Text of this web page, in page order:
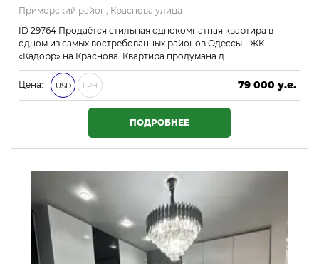
Приморский район, Краснова улица
ID 29764 Продаётся стильная однокомнатная квартира в
одном из самых востребованных районов Одессы - ЖК
«Кадорр» на Краснова. Квартира продумана д…
Цена: USD ГРН
79 000 у.е.
3 397 000 ₴
ПОДРОБНЕЕ